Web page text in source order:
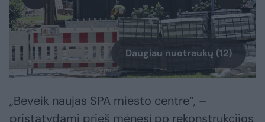
Daugiau nuotraukų (12)
„Beveik naujas SPA miesto centre“, –
pristatydami prieš mėnesį po rekonstrukcijos